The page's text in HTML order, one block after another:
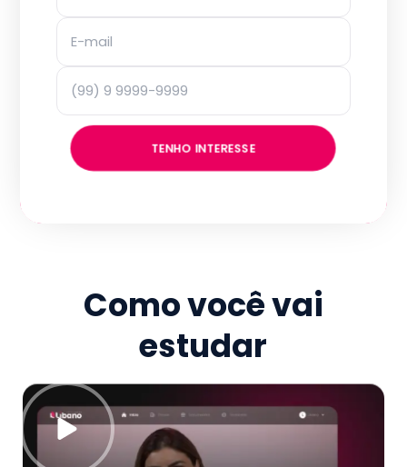
TENHO INTERESSE
Como você vai
estudar